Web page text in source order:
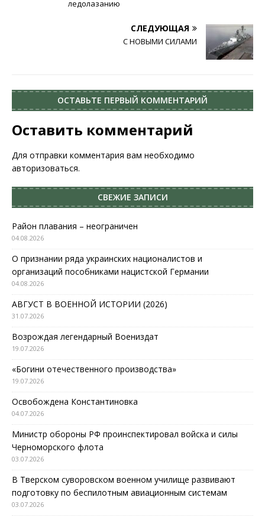
ледолазанию
СЛЕДУЮЩАЯ
С НОВЫМИ СИЛАМИ
ОСТАВЬТЕ ПЕРВЫЙ КОММЕНТАРИЙ
Оставить комментарий
Для отправки комментария вам необходимо
авторизоваться.
СВЕЖИЕ ЗАПИСИ
Район плавания – неограничен
04.08.2026
О признании ряда украинских националистов и
организаций пособниками нацистской Германии
04.08.2026
АВГУСТ В ВОЕННОЙ ИСТОРИИ (2026)
31.07.2026
Возрождая легендарный Воениздат
19.07.2026
«Богини отечественного производства»
19.07.2026
Освобождена Константиновка
04.07.2026
Министр обороны РФ проинспектировал войска и силы
Черноморского флота
03.07.2026
В Тверском суворовском военном училище развивают
подготовку по беспилотным авиационным системам
03.07.2026